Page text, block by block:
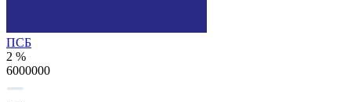
ПСБ
2 %
6000000